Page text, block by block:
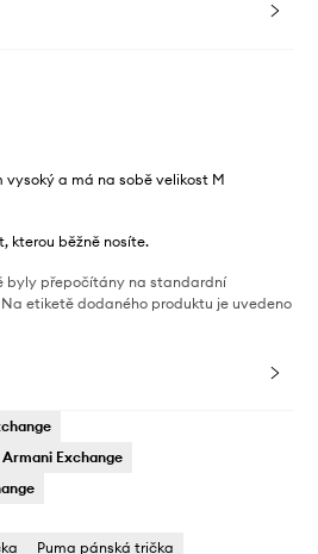
vysoký a má na sobě velikost M
kterou běžně nosíte.
byly přepočítány na standardní
etiketě dodaného produktu je uvedeno
Exchange
Puma pánská trička